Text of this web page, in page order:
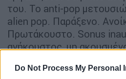
Do Not Process My Personal
του. Το anti-pop
alien pop. Παράξενο.
Πρωτάκουστο. Sonus
ανήκουστος, μη
Neubauten δεν κοιτούν
τελευταίο τους δίσκο όσο